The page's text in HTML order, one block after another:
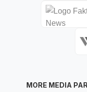
MORE MEDIA